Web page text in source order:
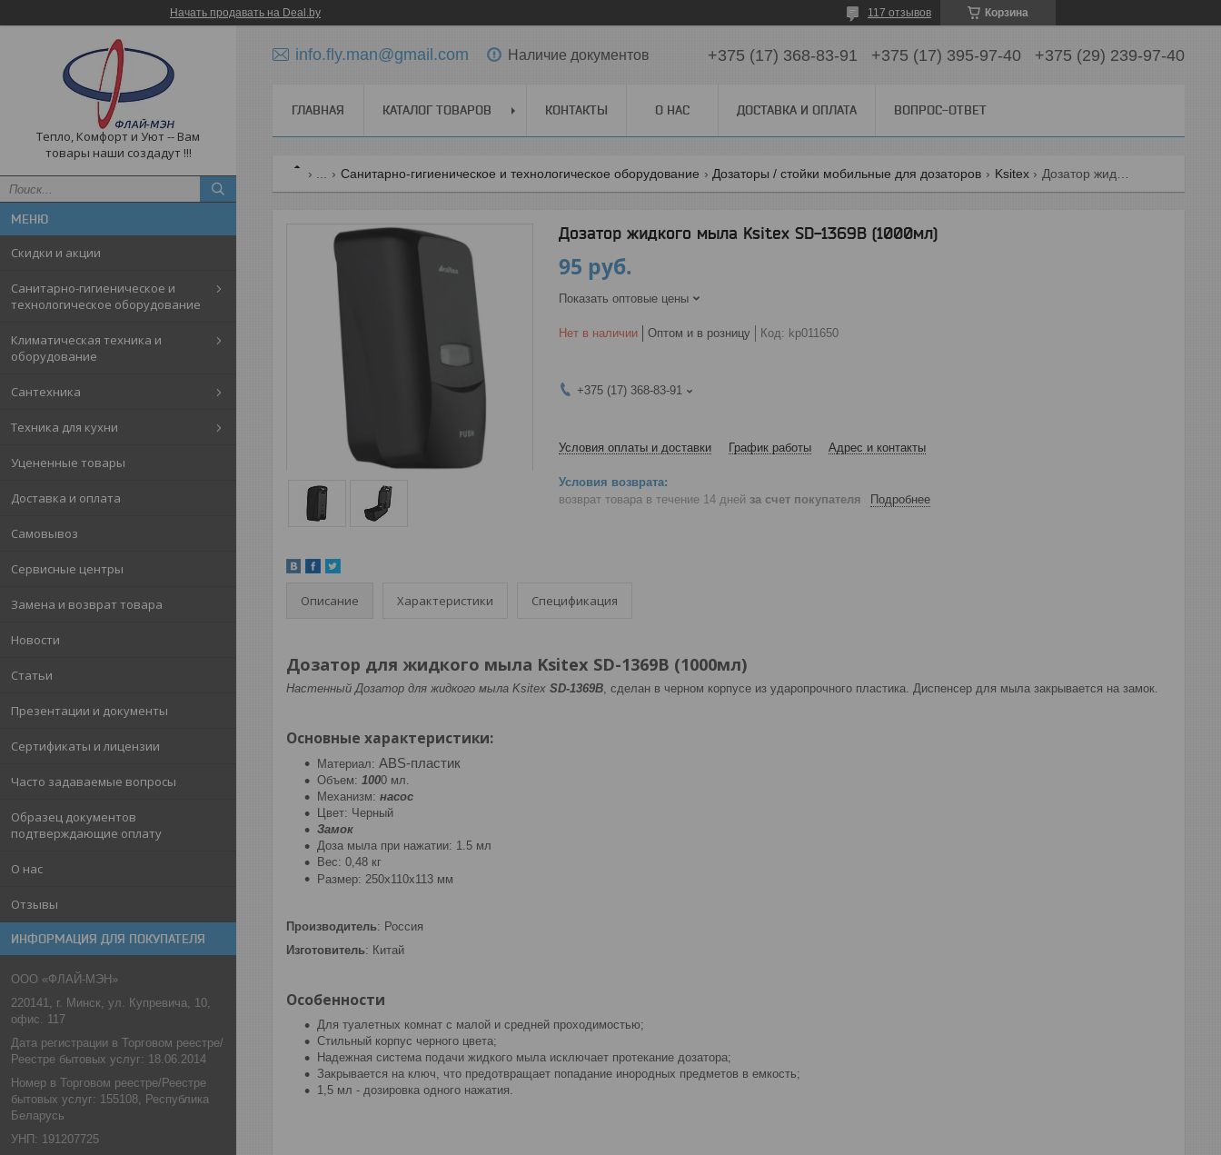
Начать продавать на Deal.by Корзина
117 отзывов
Тепло, Комфорт и Уют -- Вам
товары наши создадут !!!
Скидки и акции
Санитарно-гигиеническое и
технологическое оборудование
Климатическая техника и
оборудование
Cантехника
Техника для кухни
Уцененные товары
Доставка и оплата
Самовывоз
Сервисные центры
Замена и возврат товара
Новости
Статьи
Презентации и документы
Сертификаты и лицензии
Часто задаваемые вопросы
Образец документов
подтверждающие оплату
О нас
Отзывы
ИНФОРМАЦИЯ ДЛЯ ПОКУПАТЕЛЯ
ООО «ФЛАЙ-МЭН»
220141, г. Минск, ул. Купревича, 10,
офис. 117
Дата регистрации в Торговом реестре/
Реестре бытовых услуг: 18.06.2014
Номер в Торговом реестре/Реестре
бытовых услуг: 155108, Республика
Беларусь
УНП: 191207725
info.fly.man@gmail.com Наличие документов +375 (17) 368-83-91 +375 (17) 395-97-40 +375 (29) 239-97-40
ГЛАВНАЯ КАТАЛОГ ТОВАРОВ КОНТАКТЫ О НАС ДОСТАВКА И ОПЛАТА ВОПРОС-ОТВЕТ
Санитарно-гигиеническое и технологическое оборудование Дозаторы / стойки мобильные для дозаторов Ksitex
Дозатор жидкого мыла Ksitex SD-1369B (1000мл)
95 руб.
Показать оптовые цены
Нет в наличии Оптом и в розницу Код: kp011650
+375 (17) 368-83-91
Условия оплаты и доставки График работы Адрес и контакты
возврат товара в течение 14 дней за счет покупателя Подробнее
Описание Характеристики Спецификация
Дозатор для жидкого мыла Ksitex SD-1369B (1000мл)
Настенный Дозатор для жидкого мыла Ksitex SD-1369B, сделан в черном корпусе из ударопрочного пластика. Диспенсер для мыла закрывается на замок.
Основные характеристики:
Материал: ABS-пластик
Объем: 1000 мл.
Механизм: насос
Цвет: Черный
Замок
Доза мыла при нажатии: 1.5 мл
Вес: 0,48 кг
Размер: 250х110х113 мм
Производитель: Россия
Изготовитель: Китай
Особенности
Для туалетных комнат с малой и средней проходимостью;
Стильный корпус черного цвета;
Надежная система подачи жидкого мыла исключает протекание дозатора;
Закрывается на ключ, что предотвращает попадание инородных предметов в емкость;
1,5 мл - дозировка одного нажатия.